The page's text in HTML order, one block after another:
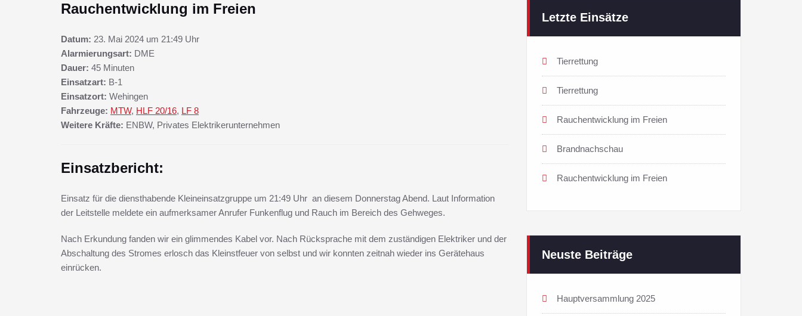
Rauchentwicklung im Freien
Datum: 23. Mai 2024 um 21:49 Uhr
Alarmierungsart: DME
Dauer: 45 Minuten
Einsatzart: B-1
Einsatzort: Wehingen
Fahrzeuge: MTW, HLF 20/16, LF 8
Weitere Kräfte: ENBW, Privates Elektrikerunternehmen
Einsatzbericht:
Einsatz für die diensthabende Kleineinsatzgruppe um 21:49 Uhr an diesem Donnerstag Abend. Laut Information
der Leitstelle meldete ein aufmerksamer Anrufer Funkenflug und Rauch im Bereich des Gehweges.
Nach Erkundung fanden wir ein glimmendes Kabel vor. Nach Rücksprache mit dem zuständigen Elektriker und der
Abschaltung des Stromes erlosch das Kleinstfeuer von selbst und wir konnten zeitnah wieder ins Gerätehaus
einrücken.
Letzte Einsätze
Tierrettung
Tierrettung
Rauchentwicklung im Freien
Brandnachschau
Rauchentwicklung im Freien
Neuste Beiträge
Hauptversammlung 2025